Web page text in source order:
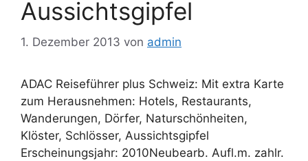
Aussichtsgipfel
1. Dezember 2013 von admin
ADAC Reiseführer plus Schweiz: Mit extra Karte
zum Herausnehmen: Hotels, Restaurants,
Wanderungen, Dörfer, Naturschönheiten,
Klöster, Schlösser, Aussichtsgipfel
Erscheinungsjahr: 2010Neubearb. Aufl.m. zahlr.